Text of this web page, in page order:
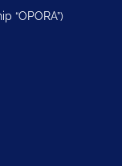
“OPORA”)